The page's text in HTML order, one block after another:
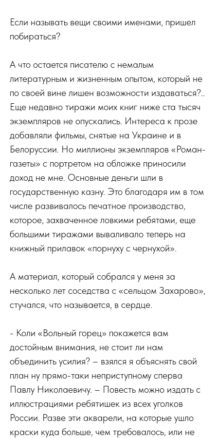
Если называть вещи своими именами, пришел
побираться?
А что остается писателю с немалым
литературным и жизненным опытом, который не
по своей вине лишен возможности издаваться?..
Еще недавно тиражи моих книг ниже ста тысяч
экземпляров не опускались. Интереса к прозе
добавляли фильмы, снятые на Украине и в
Белоруссии. Но миллионы экземпляров «Роман-
газеты» с портретом на обложке приносили
доход не мне. Основные деньги шли в
государственную казну. Это благодаря им в том
числе развивалось печатное производство,
которое, захваченное ловкими ребятами, еще
большими тиражами вываливало теперь на
книжный прилавок «порнуху с чернухой».
А материал, который собрался у меня за
несколько лет соседства с «сельцом Захарово»,
стучался, что называется, в сердце.
- Коли «Вольный горец» покажется вам
достойным внимания, не стоит ли нам
объединить усилия? – взялся я объяснять свой
план ну прямо-таки неприступному сперва
Павлу Николаевичу. – Повесть можно издать с
иллюстрациями ребятишек из всех уголков
России. Разве эти акварели, на которые ушло
краски куда больше, чем требовалось, или не